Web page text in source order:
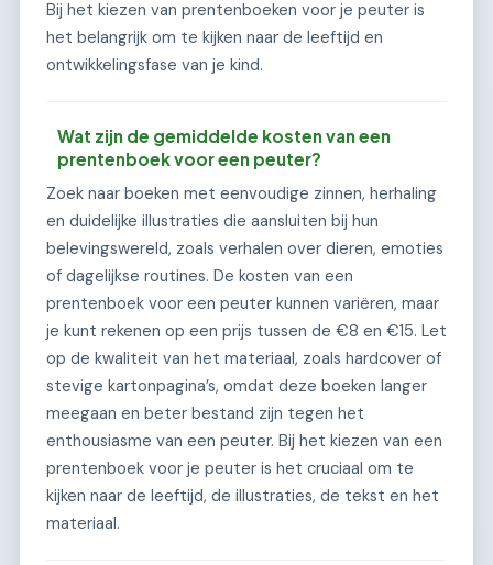
Bij het kiezen van prentenboeken voor je peuter is
het belangrijk om te kijken naar de leeftijd en
ontwikkelingsfase van je kind.
Wat zijn de gemiddelde kosten van een
prentenboek voor een peuter?
Zoek naar boeken met eenvoudige zinnen, herhaling
en duidelijke illustraties die aansluiten bij hun
belevingswereld, zoals verhalen over dieren, emoties
of dagelijkse routines. De kosten van een
prentenboek voor een peuter kunnen variëren, maar
je kunt rekenen op een prijs tussen de €8 en €15. Let
op de kwaliteit van het materiaal, zoals hardcover of
stevige kartonpagina’s, omdat deze boeken langer
meegaan en beter bestand zijn tegen het
enthousiasme van een peuter. Bij het kiezen van een
prentenboek voor je peuter is het cruciaal om te
kijken naar de leeftijd, de illustraties, de tekst en het
materiaal.